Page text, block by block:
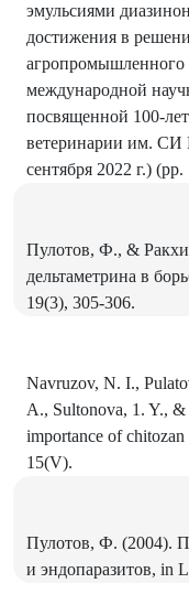
эмульсиями
достижения в
агропромышленного
международной
посвященной 100-
ветеринарии им. СИ
сентября 2022 г.)
Пулотов, Ф., &
дельтаметрина в
19(3), 305-306.
Navruzov, N. I.,
A., Sultonova, 1. Y.,
importance of
15(V).
Пулотов, Ф. (2004).
и эндопаразитов, in